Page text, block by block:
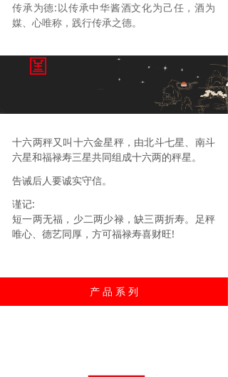
十六两秤又叫十六金星秤，由北斗七星、南斗
六星和福禄寿三星共同组成十六两的秤星。
告诫后人要诚实守信。
谨记:
短一两无福，少二两少禄，缺三两折寿。足秤
唯心、德艺同厚，方可福禄寿喜财旺!
传承为德:以传承中华酱酒文化为己任，酒为
媒、心唯称，践行传承之德。
产 品 系 列